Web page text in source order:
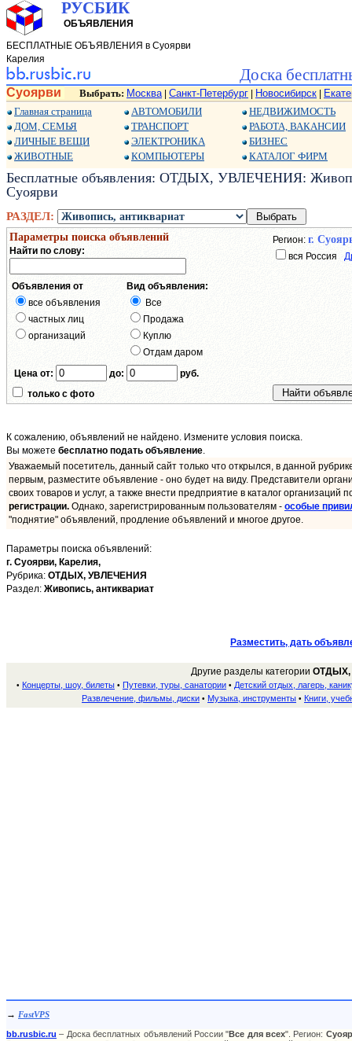
РУСБИК
ОБЪЯВЛЕНИЯ
БЕСПЛАТНЫЕ ОБЪЯВЛЕНИЯ в Суоярви
Карелия
Доска
Суоярви Выбрать: Москва| Санкт-Петербург Новосибирск
Главная страница
ДОМ, СЕМЬЯ
ЛИЧНЫЕ ВЕЩИ
ЖИВОТНЫЕ
АВТОМОБИЛИ
ТРАНСПОРТ
ЭЛЕКТРОНИКА
КОМПЬЮТЕРЫ
НЕДВИЖИМОСТЬ
РАБОТА, ВАКАНСИИ
БИЗНЕС
КАТАЛОГ ФИРМ
Бесплатные объявления: ОТДЫХ, УВЛЕЧЕНИЯ:
Суоярви
РАЗДЕЛ:
Параметры поиска объявлений
Найти по слову:
Регион: г.
вся Россия
Объявления от
все объявления
частных лиц
организаций
Вид объявления:
Все
Продажа
Куплю
Отдам даром
Цена от:
до:
руб.
только с фото
К сожалению, объявлений не найдено. Измените условия поиска.
Вы можете бесплатно подать объявление.
Уважаемый посетитель, данный сайт только что открылся, в данной
первым, разместите объявление - оно будет на виду. Представители
своих товаров и услуг, а также внести предприятие в каталог организаций
регистрации. Однако, зарегистрированным пользователям - особые
"поднятие" объявлений, продление объявлений и многое другое.
Параметры поиска объявлений:
г. Суоярви, Карелия,
Рубрика: ОТДЫХ, УВЛЕЧЕНИЯ
Раздел: Живопись, антиквариат
Разместить, дать
Другие разделы категории ОТДЫХ,
• Концерты, шоу, билеты • Путевки, туры, санатории • Детский отдых, лагерь,
Развлечение, фильмы, диски • Музыка, инструменты • Книги,
→ FastVPS
bb.rusbic.ru – Доска бесплатных объявлений России "Все для всех". Регион: